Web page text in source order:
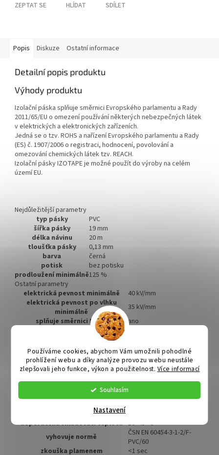
Používáme cookies, abychom Vám umožnili pohodlné
prohlížení webu a díky analýze provozu webu neustále
zlepšovali jeho funkce, výkon a použitelnost. Více informací
Souhlasím
Nastavení
ZEPTAT SE HLÍDAT SDÍLET
Popis Diskuze Ostatní informace
Detailní popis produktu
Výhody produktu
Izolační páska splňuje směrnici Evropského parlamentu a Rady
2011/65/EU o omezení používání některých nebezpečných látek
v elektrických a elektronických zařízeních.
Jedná se o tzv. ROHS a nařízení Evropského parlamentu a Rady
(ES) č. 1907/2006 o registraci, hodnocení, povolování a
omezování chemických látek tzv. REACH.
Izolační pásky IZOTAPE je možné použít do výroby na celém
území EU.
Nejdůležitější parametry
typ pásky
PVC
šířka pásky
19 mm
délka návinu
20 m
tloušťka pásky
0,13 mm
barva
černá
potisk
bez potisku
prodloužení minimálně125 %
Ostatní parametry
elektrická pevnost minimálně
40 kV/mm
elektrická pevnost po vlhku
minimálně
35 kV/mm
splňuje směrnici ROHS
ano
splňuje směrnici REACH
rozsah instalačních teplot
materiál lepidla
kaučuk
integrovaná textilní síťka
ne
pevnost v tahu
150 N/10 mm
přilnavost k oceli minimálně
předpokládané použití
vodotěsný spoj
doporučená skladovací teplota 10–45 °C
vyhovuje normě
ČSN EN 60454-3-1-2/F-
PVC/60
zkouška plamenem
<1 sec